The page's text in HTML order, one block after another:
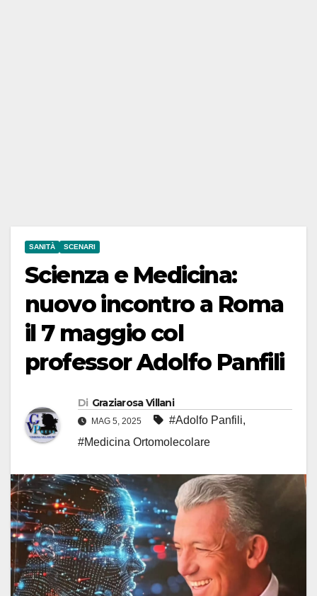
SANITÀ SCENARI
Scienza e Medicina:
nuovo incontro a Roma
il 7 maggio col
professor Adolfo Panfili
Di Graziarosa Villani
MAG 5, 2025 #Adolfo Panfili,
#Medicina Ortomolecolare